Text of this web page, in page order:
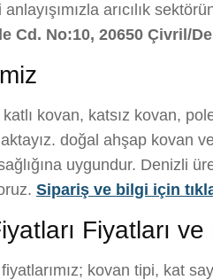
arıcılık
Cd. No:10, 20650 Çivril/
kovan, katsız kovan,
doğal ahşap kovan
uygundur. Denizli
Sipariş ve bilgi için
Fiyatları
kovan tipi, kat